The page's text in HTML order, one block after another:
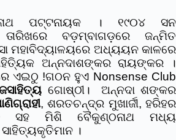
ପଟ୍ଟନାୟକ । ୧୯୦୪ ସନ
ବଡ଼ମ୍ବାଗଡ଼ରେ ଜନ୍ମିତ
ମହାବିଦ୍ୟାଳୟରେ ଅଧ୍ୟୟନ କାଳରେ
ଅନ୍ନଦାଶଙ୍କର ରାୟଙ୍କର ।
ଏଇଠୁ !ଗଠନ ହୁଏ Nonsense Club
ଗୋଷ୍ଠୀ। ଅନ୍ନଦା ଶଙ୍କର
, ଶରତଚନ୍ଦ୍ର ମୁଖାର୍ଜୀ, ହରିହର
ସହ ମିଶି ବୈକୁଣ୍ଠନାଥ ମଧ୍ୟ
।